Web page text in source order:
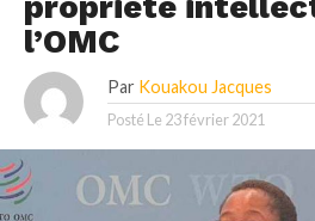
l’OMC
Par Kouakou Jacques
Posté Le 23 février 2021